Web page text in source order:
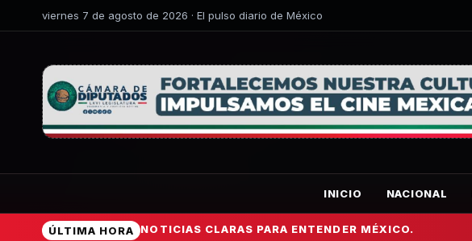
viernes 7 de agosto de 2026 · El pulso diario de México
INICIO NACIONAL
ÚLTIMA HORA NOTICIAS CLARAS PARA ENTENDER MÉXICO.